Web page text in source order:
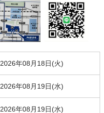
2026年08月18日(火)
2026年08月19日(水)
2026年08月19日(水)